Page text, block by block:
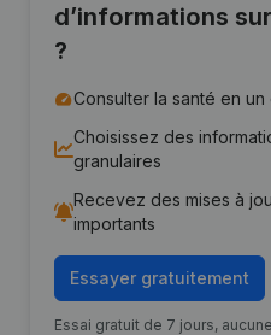
d’informations
?
Consulter la santé en
Choisissez des
granulaires
Recevez des mises à
importants
Essayer gratuitement
Essai gratuit de 7 jours,